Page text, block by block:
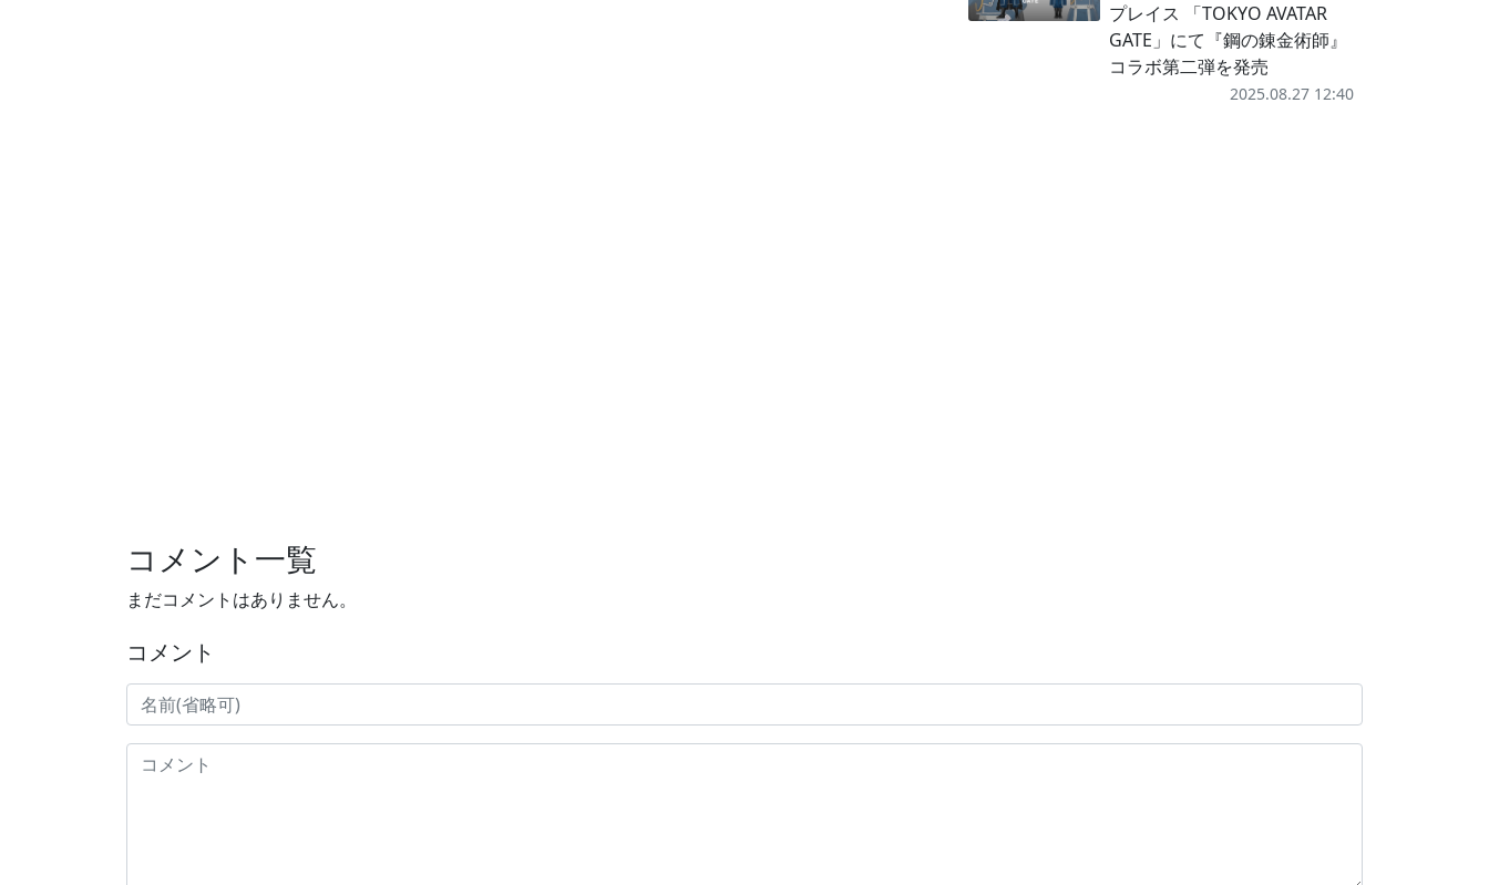
プレイス 「TOKYO AVATAR
GATE」にて『鋼の錬金術師』
コラボ第二弾を発売
2025.08.27 12:40
コメント一覧
まだコメントはありません。
コメント